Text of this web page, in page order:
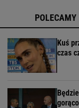
POLECAMY
Kuś
czas
gorąco